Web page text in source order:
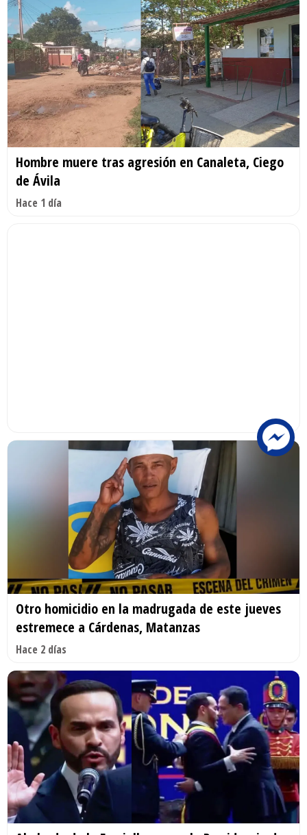
Hombre muere tras agresión en Canaleta, Ciego
de Ávila
Hace 1 día
Otro homicidio en la madrugada de este jueves
estremece a Cárdenas, Matanzas
Hace 2 días